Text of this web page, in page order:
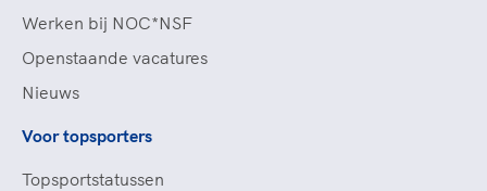
Werken bij NOC*NSF
Openstaande vacatures
Nieuws
Voor topsporters
Topsportstatussen